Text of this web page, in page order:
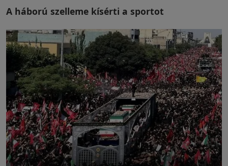
A háború szelleme kísérti a sportot